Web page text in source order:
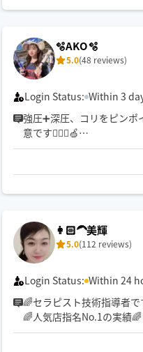
したー🙌
またどうぞよろしくお願い
🫧AKO🫧
5.0(48 reviews)
Login Status: Within 3
強圧➕深圧、コリをピン
意です💆🏻‍♀️🍏
小柄ですがパワー全開な
褒めいただくことが多い
しいです🌱
※ご新規様は90分以上で
👩🏻‍🦱美輝
5.0(112 reviews)
Login Status: Within 24
🌈セラピスト技術指導者で
🌈人気店指名No.1の実績🌈